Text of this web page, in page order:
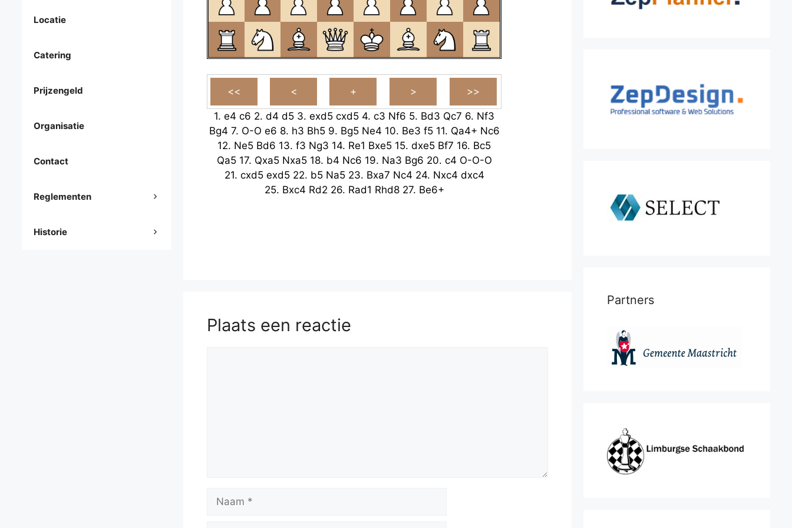
1. e4 c6 2. d4 d5 3. exd5 cxd5 4. c3 Nf6 5. Bd3 Qc7 6. Nf3
Bg4 7. O-O e6 8. h3 Bh5 9. Bg5 Ne4 10. Be3 f5 11. Qa4+ Nc6
12. Ne5 Bd6 13. f3 Ng3 14. Re1 Bxe5 15. dxe5 Bf7 16. Bc5
Qa5 17. Qxa5 Nxa5 18. b4 Nc6 19. Na3 Bg6 20. c4 O-O-O
21. cxd5 exd5 22. b5 Na5 23. Bxa7 Nc4 24. Nxc4 dxc4
25. Bxc4 Rd2 26. Rad1 Rhd8 27. Be6+
Plaats een reactie
Locatie
Catering
Prijzengeld
Organisatie
Contact
Reglementen
Historie
Partners